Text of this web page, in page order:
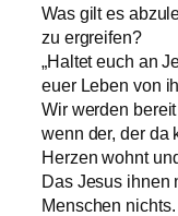
Was gilt es
zu ergreifen?
„Haltet euch an
euer Leben von
Wir werden
wenn der, der da
Herzen wohnt
Das Jesus ihnen
Menschen